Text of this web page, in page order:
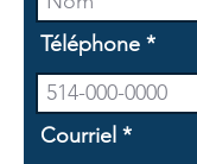
Téléphone
Courriel